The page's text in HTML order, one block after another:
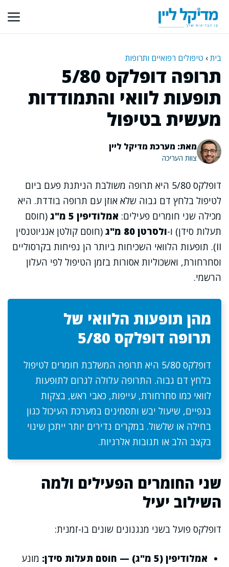
לתוכן
בית› טיפולים רפואיים ותרופות
תרופה דופלקס 5/80
תופעות לוואי והתמודדות
מעשית בטיפול
מאת: מערכת מדיקל ליין
צוות העריכה
דופלקס 5/80 היא תרופה משולבת הניתנת פעם ביום
לטיפול בלחץ דם גבוה שלא אוזן עם תרופה בודדת. היא
מכילה שני חומרים פעילים: אמלודיפין 5 מ"ג
(חוסם
תעלות סידן) ו-ולסרטן 80 מ"ג
(חוסם קולטן אנגיוטנסין
II). תופעות הלוואי השכיחות ביותר הן נפיחות בקרסוליים
וסחרחורת, ואשכוליות אסורות בזמן הטיפול לפי העלון
הרשמי.
מהן תופעות הלוואי של
תרופה דופלקס 5/80
דופלקס 5/80 היא תרופה המשלבת חומרים לטיפול
בלחץ דם גבוה. התרופה עלולה לגרום לתופעות
לוואי כמו סחרחורת, עייפות, כאבי ראש, בצקות
בגפיים, שיעול יבש ותסמינים במערכת העיכול כגון
בחילה או שלשול. במקרים נדירים יותר ייתכן שינוי
בקצב הלב או תגובות אלרגיות.
שני החומרים הפעילים ולמה
השילוב יעיל
דופלקס פועל בשני מנגנונים שונים בו-זמנית:
אמלודיפין (5 מ"ג) — חוסם תעלות סידן:
מונע